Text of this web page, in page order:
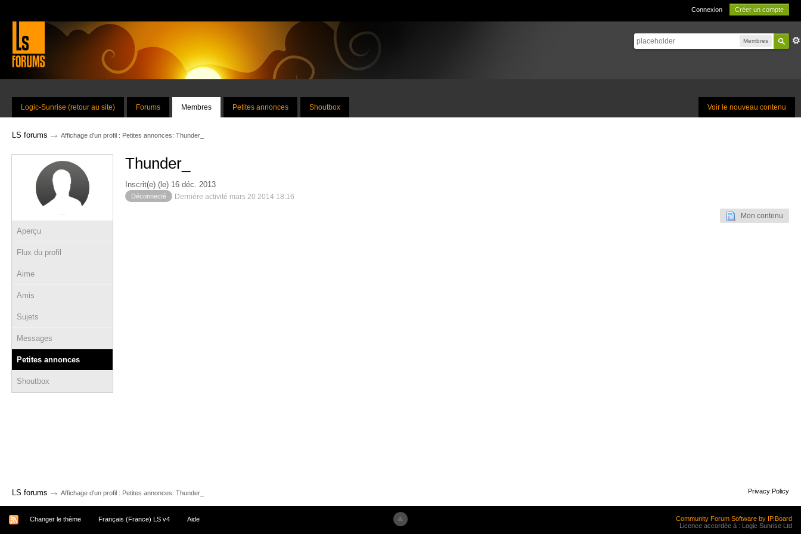
Connexion Créer un compte
Membres
Voir le nouveau contenu
Logic-Sunrise (retour au site) Forums Membres Petites annonces Shoutbox
LS forums → Affichage d'un profil : Petites annonces: Thunder_
Aperçu
Flux du profil
Aime
Amis
Sujets
Messages
Petites annonces
Shoutbox
Thunder_
Inscrit(e) (le) 16 déc. 2013
Déconnecté Dernière activité mars 20 2014 18:16
Mon contenu
LS forums → Affichage d'un profil : Petites annonces: Thunder_ Privacy Policy
Changer le thème Français (France) LS v4 Aide
Community Forum Software by IP.Board
Licence accordée à : Logic Sunrise Ltd